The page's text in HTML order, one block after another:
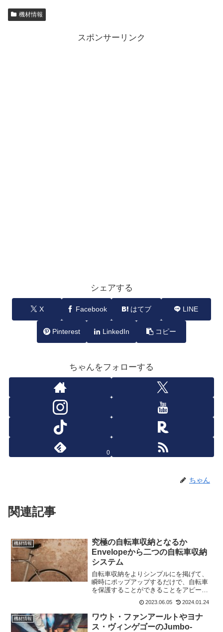
機材情報
スポンサーリンク
シェアする
X Facebook はてブ LINE
Pinterest LinkedIn コピー
ちゃんをフォローする
0
ちゃん
関連記事
機材情報
究極の自転車収納となるか
Envelopeから二つの自転車収納
システム
自転車収納をよりシンプルにを掲げて、
瞬時にポップアップするだけで、自転車
を保護することができることをアピール
しているEnvelopeの自転車収納。軽量で
耐久性のある自転車保管システムで、現
在クラウドファンディングで資金調達中
だ。二つ製品があ...
2023.06.05 2024.01.24
機材情報
ワウト・ファンアールトやヨナ
ス・ヴィンゲゴーのJumbo-